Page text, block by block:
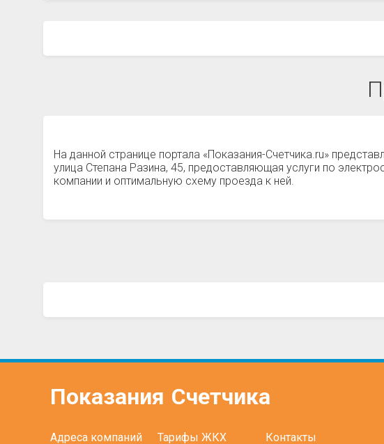
На данной странице портала «Показания-Счетчика.ru»
улица Степана Разина, 45, предоставляющая услуги по
компании и оптимальную схему проезда к ней.
Показания Счетчика
Адреса компаний Тарифы ЖКХ Контакты